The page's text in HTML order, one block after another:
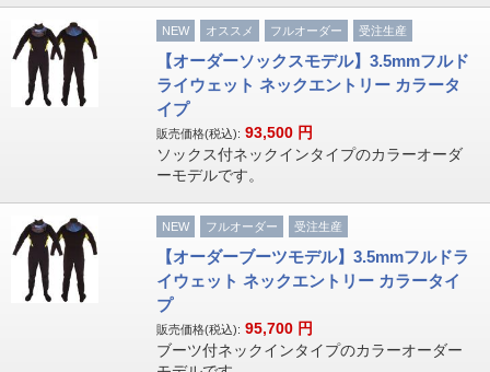
NEW オススメ フルオーダー 受注生産
【オーダーソックスモデル】3.5mmフルド
ライウェット ネックエントリー カラータ
イプ
販売価格(税込): 93,500 円
ソックス付ネックインタイプのカラーオーダ
ーモデルです。
NEW フルオーダー 受注生産
【オーダーブーツモデル】3.5mmフルドラ
イウェット ネックエントリー カラータイ
プ
販売価格(税込): 95,700 円
ブーツ付ネックインタイプのカラーオーダー